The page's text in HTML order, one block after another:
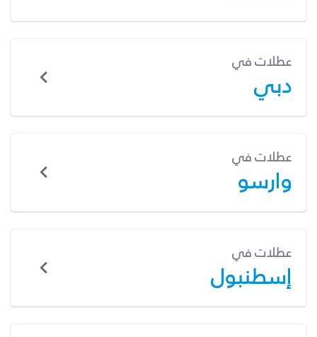
عطلات في
دبي
عطلات في
وارسو
عطلات في
إسطنبول